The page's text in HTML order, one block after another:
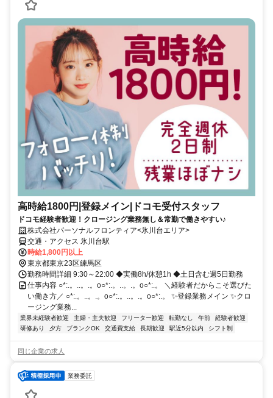
高時給1800円|登録メイン|ドコモ受付スタッフ
ドコモ経験者歓迎！クロージング業務無し＆常勤で働きやすい♪
株式会社パーソナルフロンティア<氷川台エリア>
交通・アクセス 氷川台駅
時給1,800円以上
東京都東京23区練馬区
勤務時間詳細 9:30～22:00 ◆実働8h/休憩1h ◆土日含む週5日勤務
仕事内容 ○*:.。..。.。o○*:.。..。.。o○*:.。 ＼経験者だからこそ選びた
い働き方／ ○*:.。..。.。o○*:.。..。.。o○*:.。 ✨登録業務メイン ✨クロ
ージング業務...
業界未経験者歓迎 主婦・主夫歓迎 フリーター歓迎 転勤なし 午前
経験者歓迎
研修あり
夕方 ブランクOK 交通費支給 長期歓迎 駅近5分以内 シフト制
同じ企業の求人
業務委託